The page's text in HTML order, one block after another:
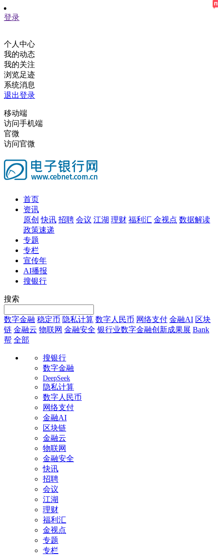
登录
个人中心
我的动态
我的关注
浏览足迹
系统消息
退出登录
移动端
访问手机端
官微
访问官微
首页
资讯
原创 快讯 招聘 会议 江湖 理财 福利汇 金视点 数据解读
政策速递
专题
专栏
宣传年
AI播报
搜银行
搜索
数字金融 稳定币 隐私计算 数字人民币 网络支付 金融AI 区块
链 金融云 物联网 金融安全 银行业数字金融创新成果展 Bank
帮 全部
搜银行
数字金融
DeepSeek
隐私计算
数字人民币
网络支付
金融AI
区块链
金融云
物联网
金融安全
快讯
招聘
会议
江湖
理财
福利汇
金视点
专题
专栏